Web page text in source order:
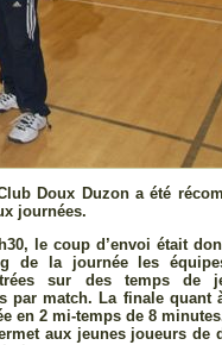
Doux Duzon a été
journées.
le coup d’envoi était
de la journée les
sur des temps de
par match. La finale quant
en 2 mi-temps de 8
aux jeunes joueurs de